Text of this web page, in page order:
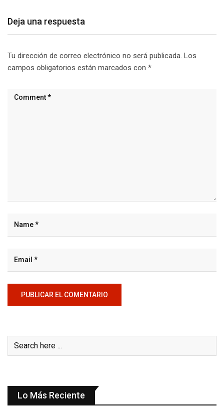
Deja una respuesta
Tu dirección de correo electrónico no será publicada. Los
campos obligatorios están marcados con *
Lo Más Reciente